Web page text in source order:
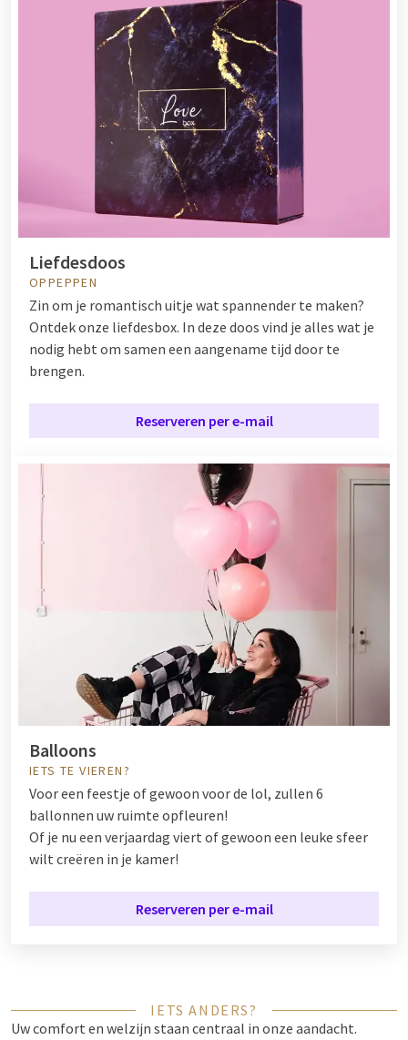
Liefdesdoos
OPPEPPEN
Zin om je romantisch uitje wat spannender te maken?
Ontdek onze liefdesbox. In deze doos vind je alles wat je
nodig hebt om samen een aangename tijd door te
brengen.
Reserveren per e-mail
Balloons
IETS TE VIEREN?
Voor een feestje of gewoon voor de lol, zullen 6
ballonnen uw ruimte opfleuren!
Of je nu een verjaardag viert of gewoon een leuke sfeer
wilt creëren in je kamer!
Reserveren per e-mail
IETS ANDERS?
Uw comfort en welzijn staan centraal in onze aandacht.